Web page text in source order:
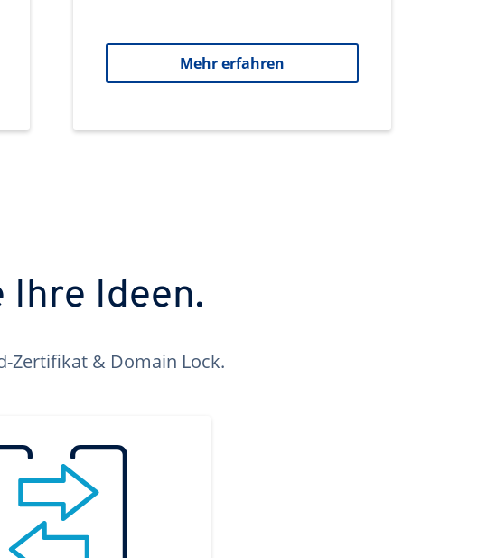
Mehr erfahren
Ihre Ideen.
Zertifikat & Domain Lock.